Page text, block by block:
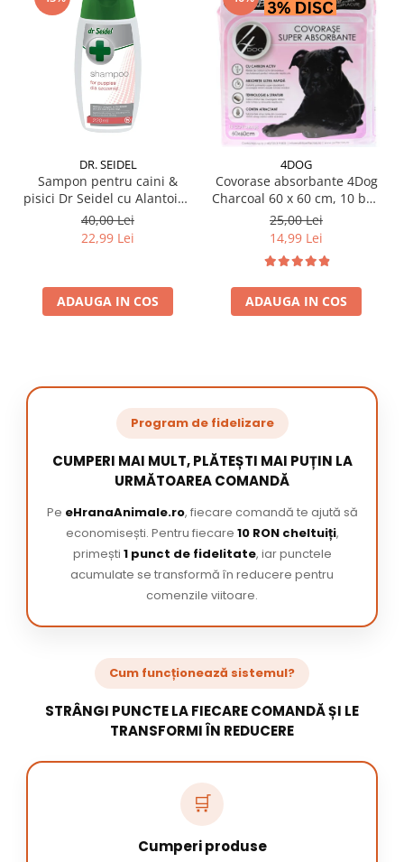
DR. SEIDEL
Sampon pentru caini &
pisici Dr Seidel cu Alantoina
220 ml
40,00 Lei
22,99 Lei
ADAUGA IN COS
4DOG
Covorase absorbante 4Dog
Charcoal 60 x 60 cm, 10 buc
/ pachet
25,00 Lei
14,99 Lei
ADAUGA IN COS
Program de fidelizare
CUMPERI MAI MULT, PLĂTEȘTI MAI PUȚIN LA
URMĂTOAREA COMANDĂ
Pe eHranaAnimale.ro, fiecare comandă te ajută să
economisești. Pentru fiecare 10 RON cheltuiți,
primești 1 punct de fidelitate, iar punctele
acumulate se transformă în reducere pentru
comenzile viitoare.
Cum funcționează sistemul?
STRÂNGI PUNCTE LA FIECARE COMANDĂ ȘI LE
TRANSFORMI ÎN REDUCERE
🛒
Cumperi produse